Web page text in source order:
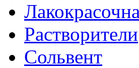
Растворители
Сольвент